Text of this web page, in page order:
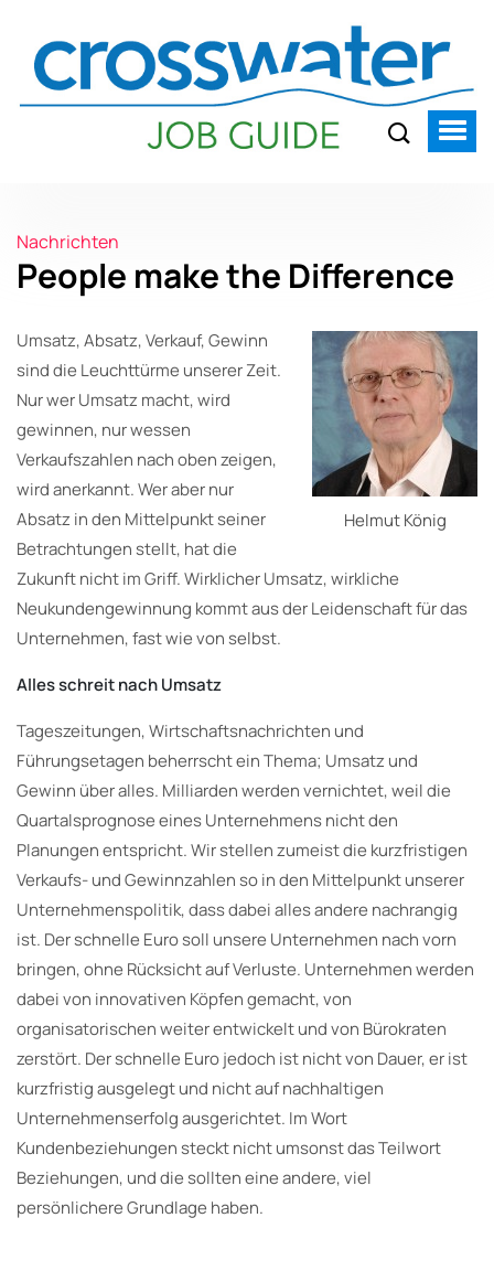
Nachrichten
People make the Difference
Helmut König
Umsatz, Absatz, Verkauf, Gewinn
sind die Leuchttürme unserer Zeit.
Nur wer Umsatz macht, wird
gewinnen, nur wessen
Verkaufszahlen nach oben zeigen,
wird anerkannt. Wer aber nur
Absatz in den Mittelpunkt seiner
Betrachtungen stellt, hat die
Zukunft nicht im Griff. Wirklicher Umsatz, wirkliche
Neukundengewinnung kommt aus der Leidenschaft für das
Unternehmen, fast wie von selbst.
Alles schreit nach Umsatz
Tageszeitungen, Wirtschaftsnachrichten und
Führungsetagen beherrscht ein Thema; Umsatz und
Gewinn über alles. Milliarden werden vernichtet, weil die
Quartalsprognose eines Unternehmens nicht den
Planungen entspricht. Wir stellen zumeist die kurzfristigen
Verkaufs- und Gewinnzahlen so in den Mittelpunkt unserer
Unternehmenspolitik, dass dabei alles andere nachrangig
ist. Der schnelle Euro soll unsere Unternehmen nach vorn
bringen, ohne Rücksicht auf Verluste. Unternehmen werden
dabei von innovativen Köpfen gemacht, von
organisatorischen weiter entwickelt und von Bürokraten
zerstört. Der schnelle Euro jedoch ist nicht von Dauer, er ist
kurzfristig ausgelegt und nicht auf nachhaltigen
Unternehmenserfolg ausgerichtet. Im Wort
Kundenbeziehungen steckt nicht umsonst das Teilwort
Beziehungen, und die sollten eine andere, viel
persönlichere Grundlage haben.